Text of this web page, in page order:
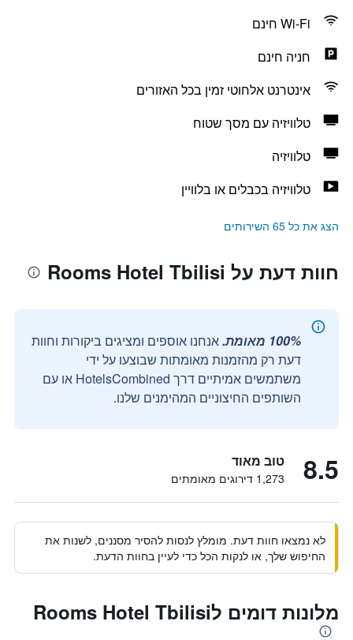
Wi-Fi חינם
חניה חינם
אינטרנט אלחוטי זמין בכל האזורים
טלוויזיה עם מסך שטוח
טלוויזיה
טלוויזיה בכבלים או בלוויין
הצג את כל 65 השירותים
חוות דעת על Rooms Hotel Tbilisi
100% מאומת.
אנחנו אוספים ומציגים ביקורות וחוות
דעת רק מהזמנות מאומתות שבוצעו על ידי
משתמשים אמיתיים דרך HotelsCombined או עם
השותפים החיצוניים המהימנים שלנו.
8.5 טוב מאוד
1,273 דירוגים מאומתים
לא נמצאו חוות דעת. מומלץ לנסות להסיר מסננים, לשנות את
החיפוש שלך, או לנקות הכל כדי לעיין בחוות הדעת.
מלונות דומים לRooms Hotel Tbilisi